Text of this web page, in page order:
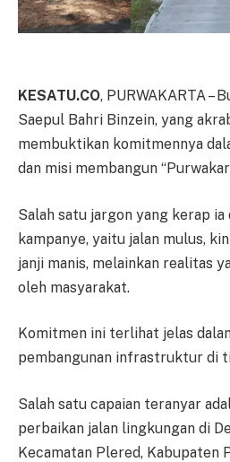
KESATU.CO, PURWAKARTA –
Saepul Bahri Binzein, yang
membuktikan komitmennya
dan misi membangun
Salah satu jargon yang kerap ia
kampanye, yaitu jalan mulus,
janji manis, melainkan realitas
oleh masyarakat.
Komitmen ini terlihat jelas
pembangunan infrastruktur di
Salah satu capaian teranyar
perbaikan jalan lingkungan di
Kecamatan Plered, Kabupaten